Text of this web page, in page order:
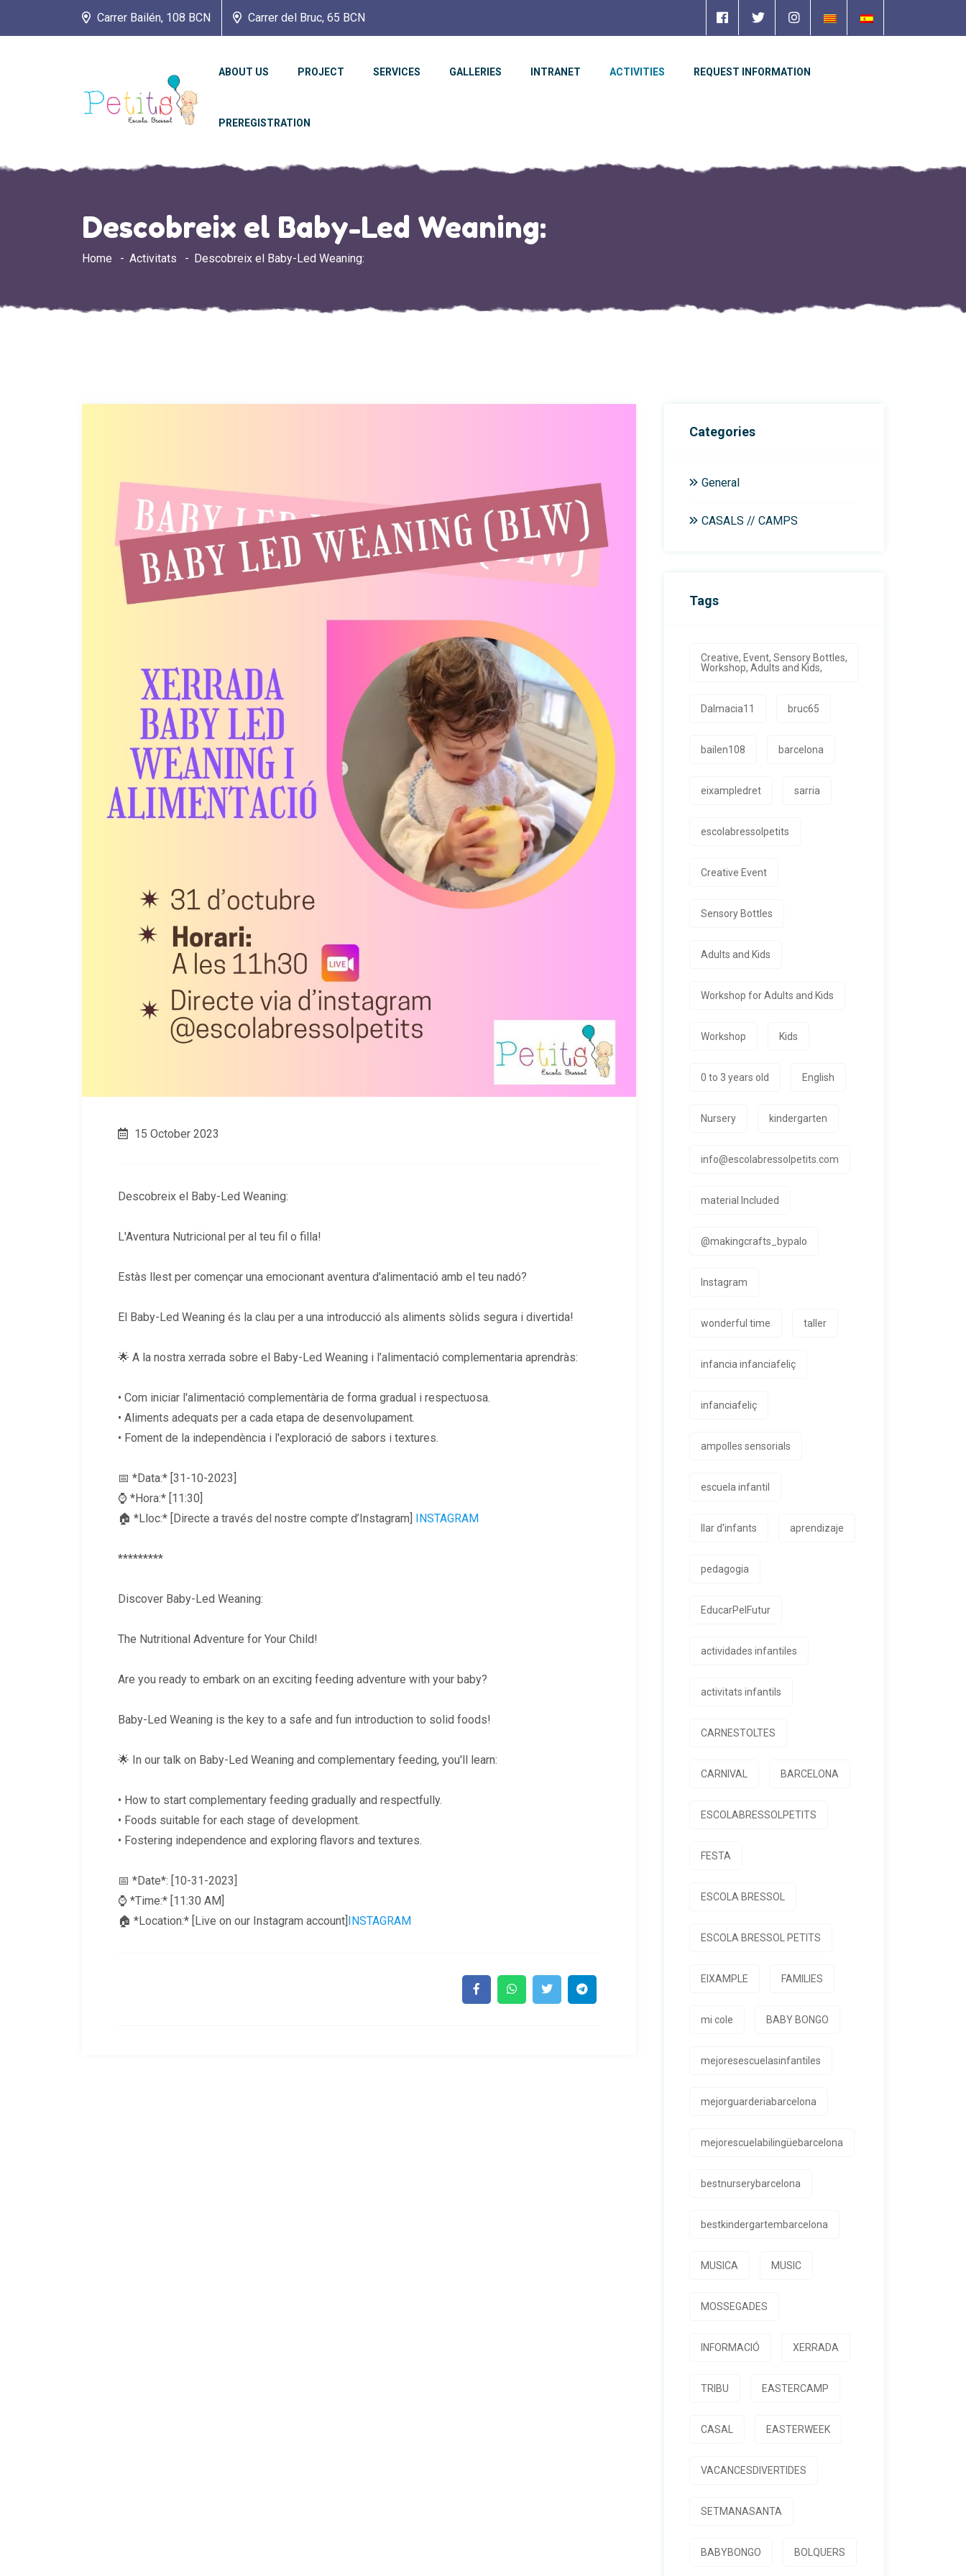
Carrer Bailén, 108 BCN Carrer del Bruc, 65 BCN
ABOUT US PROJECT SERVICES GALLERIES INTRANET ACTIVITIES REQUEST INFORMATION
PREREGISTRATION
Descobreix el Baby-Led Weaning:
Home Activitats Descobreix el Baby-Led Weaning:
15 October 2023
Descobreix el Baby-Led Weaning:
L'Aventura Nutricional per al teu fil o filla!
Estàs llest per començar una emocionant aventura d'alimentació amb el teu nadó?
El Baby-Led Weaning és la clau per a una introducció als aliments sòlids segura i divertida!
🌟 A la nostra xerrada sobre el Baby-Led Weaning i l’alimentació complementaria aprendràs:
• Com iniciar l'alimentació complementària de forma gradual i respectuosa.
• Aliments adequats per a cada etapa de desenvolupament.
• Foment de la independència i l'exploració de sabors i textures.
📅 *Data:* [31-10-2023]
⌚ *Hora:* [11:30]
🏠 *Lloc:* [Directe a través del nostre compte d’Instagram] INSTAGRAM
*********
Discover Baby-Led Weaning:
The Nutritional Adventure for Your Child!
Are you ready to embark on an exciting feeding adventure with your baby?
Baby-Led Weaning is the key to a safe and fun introduction to solid foods!
🌟 In our talk on Baby-Led Weaning and complementary feeding, you'll learn:
• How to start complementary feeding gradually and respectfully.
• Foods suitable for each stage of development.
• Fostering independence and exploring flavors and textures.
📅 *Date*: [10-31-2023]
⌚ *Time:* [11:30 AM]
🏠 *Location:* [Live on our Instagram account] INSTAGRAM
Categories
General
CASALS // CAMPS
Tags
Creative, Event, Sensory Bottles,
Workshop, Adults and Kids,
Dalmacia11 bruc65
bailen108 barcelona
eixampledret sarria
escolabressolpetits
Creative Event
Sensory Bottles
Adults and Kids
Workshop for Adults and Kids
Workshop Kids
0 to 3 years old English
Nursery kindergarten
info@escolabressolpetits.com
material Included
@makingcrafts_bypalo
Instagram
wonderful time taller
infancia infanciafeliç
infanciafeliç
ampolles sensorials
escuela infantil
llar d'infants aprendizaje
pedagogia
EducarPelFutur
actividades infantiles
activitats infantils
CARNESTOLTES
CARNIVAL BARCELONA
ESCOLABRESSOLPETITS
FESTA
ESCOLA BRESSOL
ESCOLA BRESSOL PETITS
EIXAMPLE FAMILIES
mi cole BABY BONGO
mejoresescuelasinfantiles
mejorguarderiabarcelona
mejorescuelabilingüebarcelona
bestnurserybarcelona
bestkindergartembarcelona
MUSICA MUSIC
MOSSEGADES
INFORMACIÓ XERRADA
TRIBU EASTERCAMP
CASAL EASTERWEEK
VACANCESDIVERTIDES
SETMANASANTA
BABYBONGO BOLQUERS